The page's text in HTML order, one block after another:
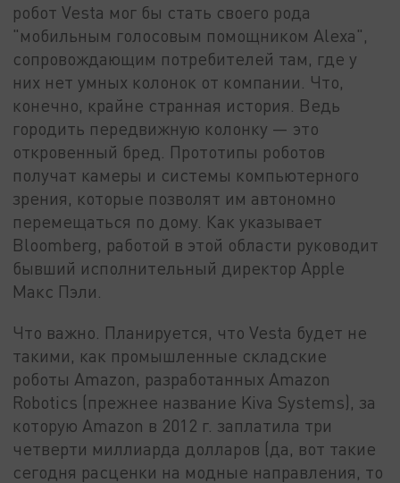
робот Vesta мог бы стать своего рода
"мобильным голосовым помощником Alexa",
сопровождающим потребителей там, где у
них нет умных колонок от компании. Что,
конечно, крайне странная история. Ведь
городить передвижную колонку — это
откровенный бред. Прототипы роботов
получат камеры и системы компьютерного
зрения, которые позволят им автономно
перемещаться по дому. Как указывает
Bloomberg, работой в этой области руководит
бывший исполнительный директор Apple
Макс Пэли.
Что важно. Планируется, что Vesta будет не
такими, как промышленные складские
роботы Amazon, разработанных Amazon
Robotics (прежнее название Kiva Systems), за
которую Amazon в 2012 г. заплатила три
четверти миллиарда долларов (да, вот такие
сегодня расценки на модные направления, то